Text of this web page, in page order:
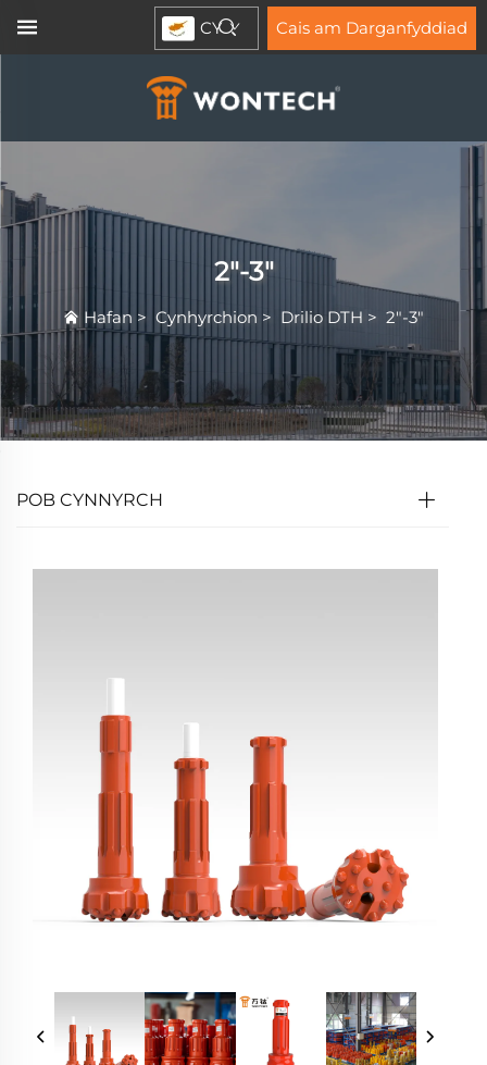
CY Cais am Darganfyddiad
2"-3"
Hafan > Cynhyrchion > Drilio DTH > 2"-3"
POB CYNNYRCH